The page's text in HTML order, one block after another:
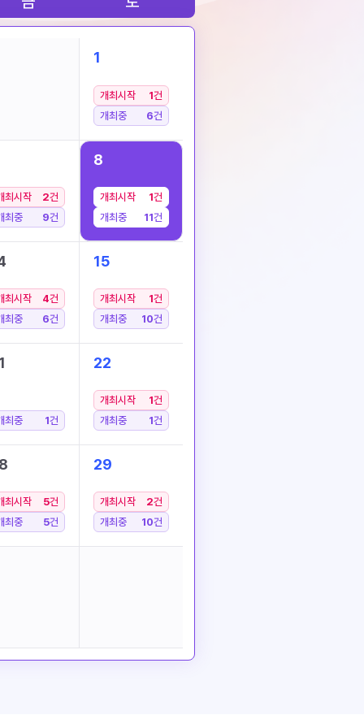
1
개최시작 1건
개최중
6건
최시작 2건
최중
9건
8
개최시작 1건
개최중
11건
최시작 4건
최중
6건
15
개최시작 1건
개최중
10건
최중 1건
22
개최시작 1건
개최중
1건
최시작 5건
최중
5건
29
개최시작 2건
개최중
10건